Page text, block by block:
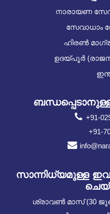
നാരായണ
സേവാധാം
ഹിരൺ
ഉദയ്പൂർ
+91-
+91-
സാന്നിധ്യമുള്ള
ശ്രാവൺ മാസ് (30